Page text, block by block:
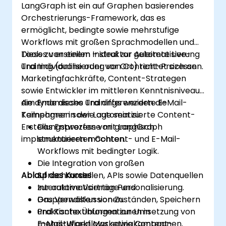
LangGraph ist ein auf Graphen basierendes
Orchestrierungs-Framework, das es
ermöglicht, bedingte sowie mehrstufige
Workflows mit großen Sprachmodellen und
Tools zu erstellen – ideal zur Automatisierung
und Individualisierung von Content-Prozessen.
Dieses von einem Instruktor geleitete Live-
Training (online oder vor Ort) richtet sich an
Marketingfachkräfte, Content-Strategen
sowie Entwickler im mittleren Kenntnisniveau,
die dynamische und differenzierte E-Mail-
Kampagnen sowie automatisierte Content-
Erstellungsprozesse mit LangGraph
implementieren möchten.
Am Ende dieses Trainings werden die
Teilnehmer in der Lage sein zu:
Das Entwerfen von graphisch
strukturierten Content- und E-Mail-
Workflows mit bedingter Logik.
Die Integration von großen
Sprachmodellen, APIs sowie Datenquellen
zur automatisierten Personalisierung.
Das Verwalten von Zuständen, Speichern
und Kontextinformationen in
mehrstufigen Marketingkampagnen.
Ablauf des Kurses
Interaktive Vorträge und
Gruppendiskussionen.
Praktische Übungen zur Umsetzung von
E-Mail-Workflows sowie Content-